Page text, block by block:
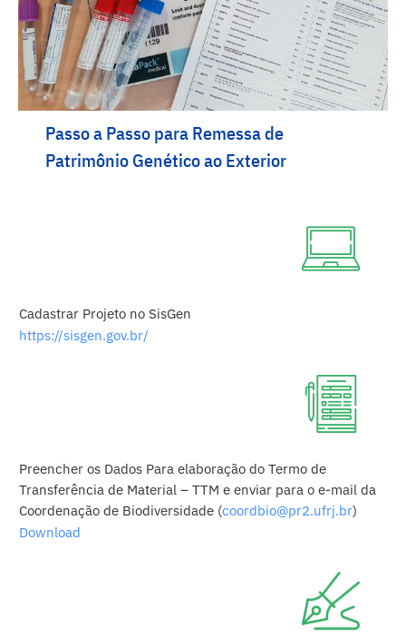
Passo a Passo para Remessa de
Patrimônio Genético ao Exterior
Cadastrar Projeto no SisGen
https://sisgen.gov.br/
Preencher os Dados Para elaboração do Termo de
Transferência de Material – TTM e enviar para o e-mail da
Coordenação de Biodiversidade (coordbio@pr2.ufrj.br)
Download